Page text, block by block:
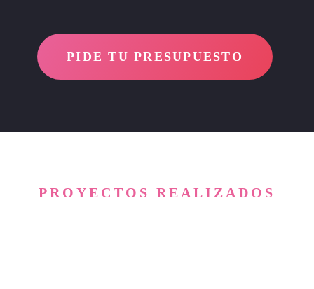
PIDE TU PRESUPUESTO
PROYECTOS REALIZADOS